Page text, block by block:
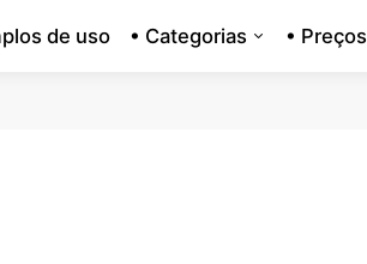
de uso • Categorias • Preços